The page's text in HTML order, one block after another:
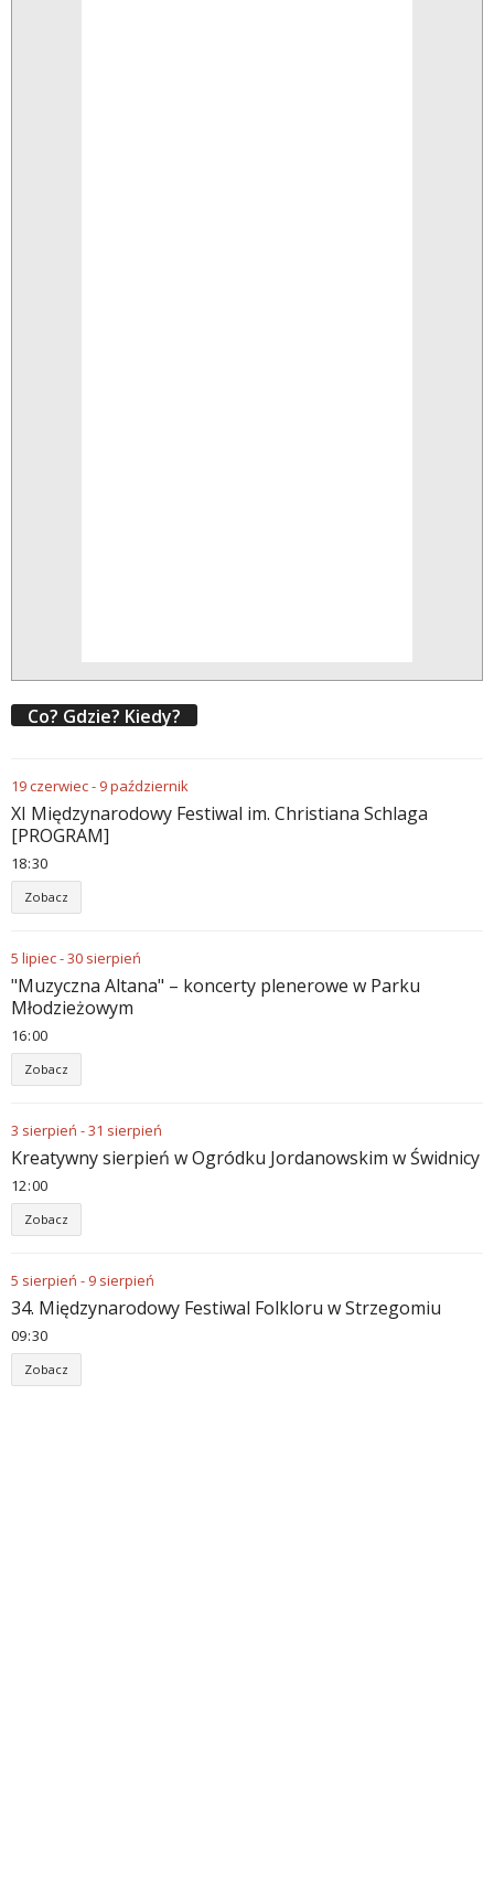
Co? Gdzie? Kiedy?
19czerwiec- 9październik
XI Międzynarodowy Festiwal im. Christiana Schlaga
[PROGRAM]
18 30
Zobacz
5 lipiec-30 sierpień
"Muzyczna Altana" – koncerty plenerowe w Parku
Młodzieżowym
16 00
Zobacz
3 sierpień -31 sierpień
Kreatywny sierpień w Ogródku Jordanowskim w Świdnicy
12 00
Zobacz
5 sierpień - 9 sierpień
34. Międzynarodowy Festiwal Folkloru w Strzegomiu
09 30
Zobacz